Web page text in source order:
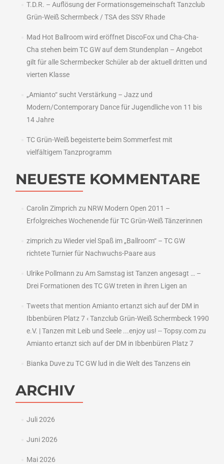
T.D.R. – Auflösung der Formationsgemeinschaft Tanzclub
Grün-Weiß Schermbeck / TSA des SSV Rhade
Mad Hot Ballroom wird eröffnet DiscoFox und Cha-Cha-
Cha stehen beim TC GW auf dem Stundenplan – Angebot
gilt für alle Schermbecker Schüler ab der aktuell dritten und
vierten Klasse
„Amianto“ sucht Verstärkung – Jazz und
Modern/Contemporary Dance für Jugendliche von 11 bis
14 Jahre
TC Grün-Weiß begeisterte beim Sommerfest mit
vielfältigem Tanzprogramm
NEUESTE KOMMENTARE
Carolin Zimprich zu NRW Modern Open 2011 –
Erfolgreiches Wochenende für TC Grün-Weiß Tänzerinnen
zimprich zu Wieder viel Spaß im „Ballroom“ – TC GW
richtete Turnier für Nachwuchs-Paare aus
Ulrike Pollmann zu Am Samstag ist Tanzen angesagt … –
Drei Formationen des TC GW treten in ihren Ligen an
Tweets that mention Amianto ertanzt sich auf der DM in
Ibbenbüren Platz 7 ‹ Tanzclub Grün-Weiß Schermbeck 1990
e.V. | Tanzen mit Leib und Seele ...enjoy us! -- Topsy.comzu
Amianto ertanzt sich auf der DM in Ibbenbüren Platz 7
Bianka Duvezu TC GW lud in die Welt des Tanzens ein
ARCHIV
Juli 2026
Juni 2026
Mai 2026